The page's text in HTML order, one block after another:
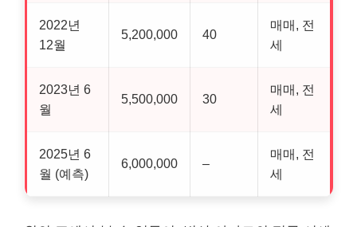
2022년
12월
5,200,000 40
매매, 전
세
2023년 6
월
5,500,000 30
매매, 전
세
2025년 6
월 (예측)
6,000,000 –
매매, 전
세